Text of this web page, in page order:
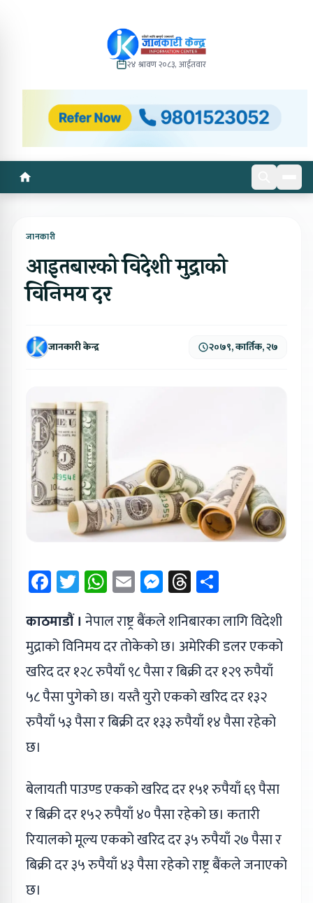
२४ श्रावण २०८३, आईतवार
जानकारी
आइतबारको विदेशी मुद्राको
विनिमय दर
जानकारी केन्द्र २०७९, कार्तिक, २७
Facebook
Twitter
WhatsApp
EmailMessenger
Threads
काठमाडौं । नेपाल राष्ट्र बैंकले शनिबारका लागि विदेशी
मुद्राको विनिमय दर तोकेको छ। अमेरिकी डलर एकको
खरिद दर १२८ रुपैयाँ ९८ पैसा र बिक्री दर १२९ रुपैयाँ
५८ पैसा पुगेको छ। यस्तै युरो एकको खरिद दर १३२
रुपैयाँ ५३ पैसा र बिक्री दर १३३ रुपैयाँ १४ पैसा रहेको
छ।
बेलायती पाउण्ड एकको खरिद दर १५१ रुपैयाँ ६९ पैसा
र बिक्री दर १५२ रुपैयाँ ४० पैसा रहेको छ। कतारी
रियालको मूल्य एकको खरिद दर ३५ रुपैयाँ २७ पैसा र
बिक्री दर ३५ रुपैयाँ ४३ पैसा रहेको राष्ट्र बैंकले जनाएको
छ।